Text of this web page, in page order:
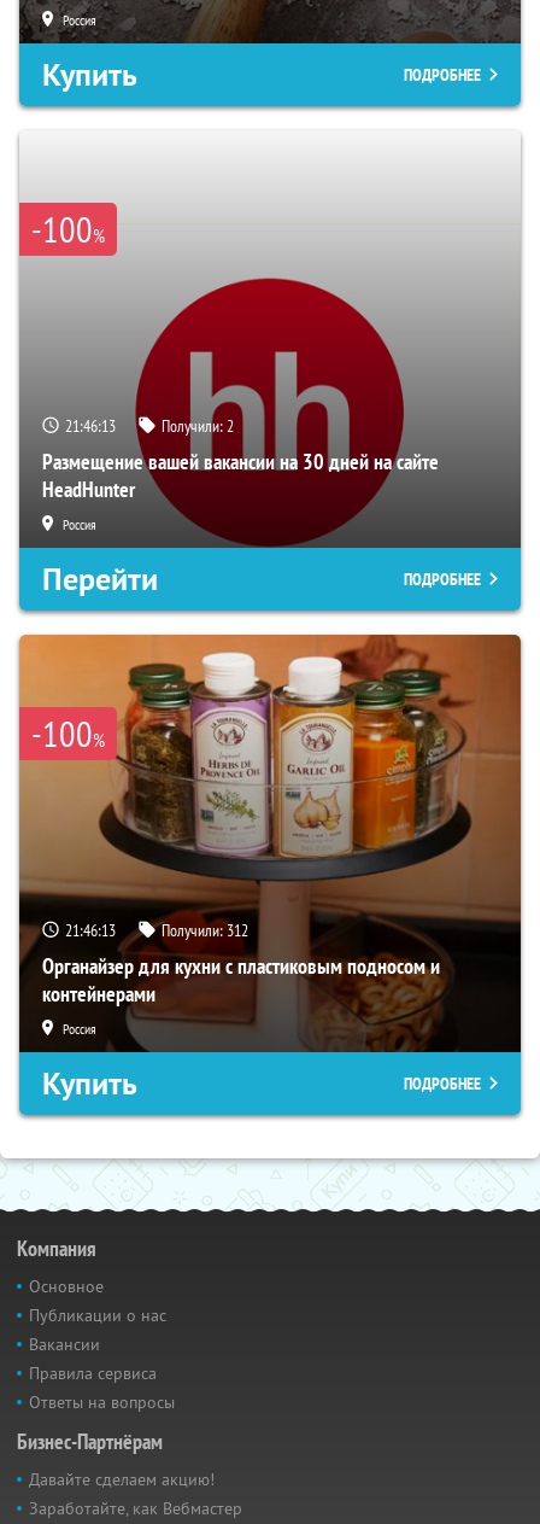
Россия
Купить ПОДРОБНЕЕ
-100%
21:46:12 Получили:2
Размещение вашей вакансии на 30 дней на сайте
HeadHunter
Россия
Перейти ПОДРОБНЕЕ
-100%
21:46:12 Получили: 312
Органайзер для кухни с пластиковым подносом и
контейнерами
Россия
Купить ПОДРОБНЕЕ
Компания
Основное
Публикации о нас
Вакансии
Правила сервиса
Ответы на вопросы
Бизнес-Партнёрам
Давайте сделаем акцию!
Заработайте, как Вебмастер